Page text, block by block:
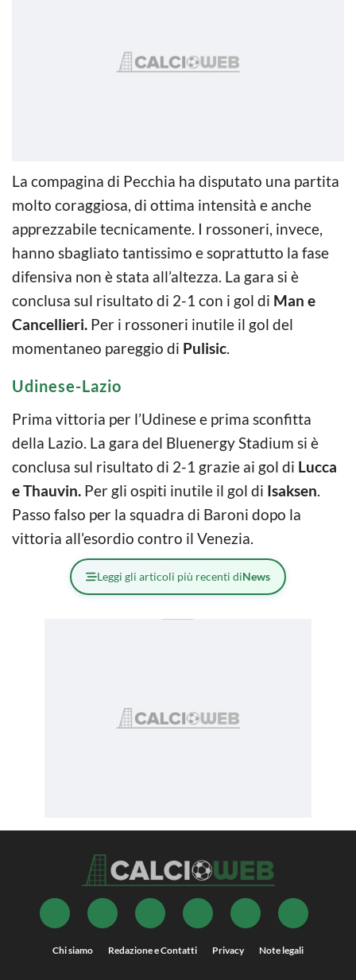
La compagina di Pecchia ha disputato una partita
molto coraggiosa, di ottima intensità e anche
apprezzabile tecnicamente. I rossoneri, invece,
hanno sbagliato tantissimo e soprattutto la fase
difensiva non è stata all’altezza. La gara si è
conclusa sul risultato di 2-1 con i gol di Man e
Cancellieri. Per i rossoneri inutile il gol del
momentaneo pareggio di Pulisic.
Udinese-Lazio
Prima vittoria per l’Udinese e prima sconfitta
della Lazio. La gara del Bluenergy Stadium si è
conclusa sul risultato di 2-1 grazie ai gol di Lucca
e Thauvin. Per gli ospiti inutile il gol di Isaksen.
Passo falso per la squadra di Baroni dopo la
vittoria all’esordio contro il Venezia.
Leggi gli articoli più recenti diNews
Chi siamo Redazione e Contatti Privacy Note legali